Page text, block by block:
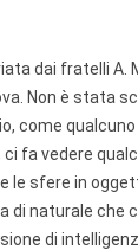
dai fratelli A.
Non è stata
come qualcuno
fa vedere
le sfere in
di naturale che
di